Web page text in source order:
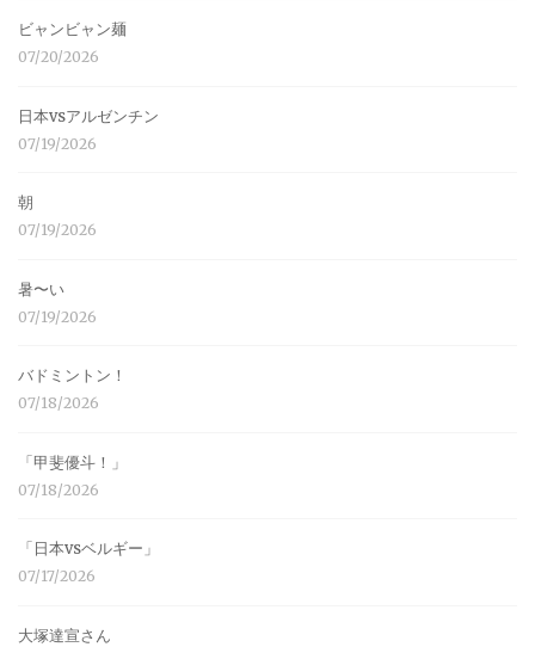
ビャンビャン麺
07/20/2026
日本vsアルゼンチン
07/19/2026
朝
07/19/2026
暑〜い
07/19/2026
バドミントン！
07/18/2026
「甲斐優斗！」
07/18/2026
「日本vsベルギー」
07/17/2026
大塚達宣さん